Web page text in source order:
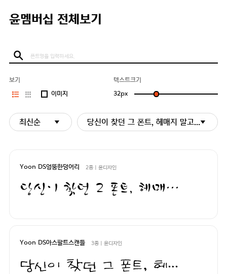
윤멤버십 전체보기
보기
이미지
텍스트크기
32px
최신순 당신이 찾던 그 폰트, 헤매지 말고 바로 폰
Yoon DS엉뚱한덩어리 2종 | 윤디자인
당신이 찾던 그 폰트, 헤매지 말고 바로 폰코!
Yoon DS아스팔트스캔들 3종 | 윤디자인
당신이 찾던 그 폰트, 헤매지 말고 바로 폰코!